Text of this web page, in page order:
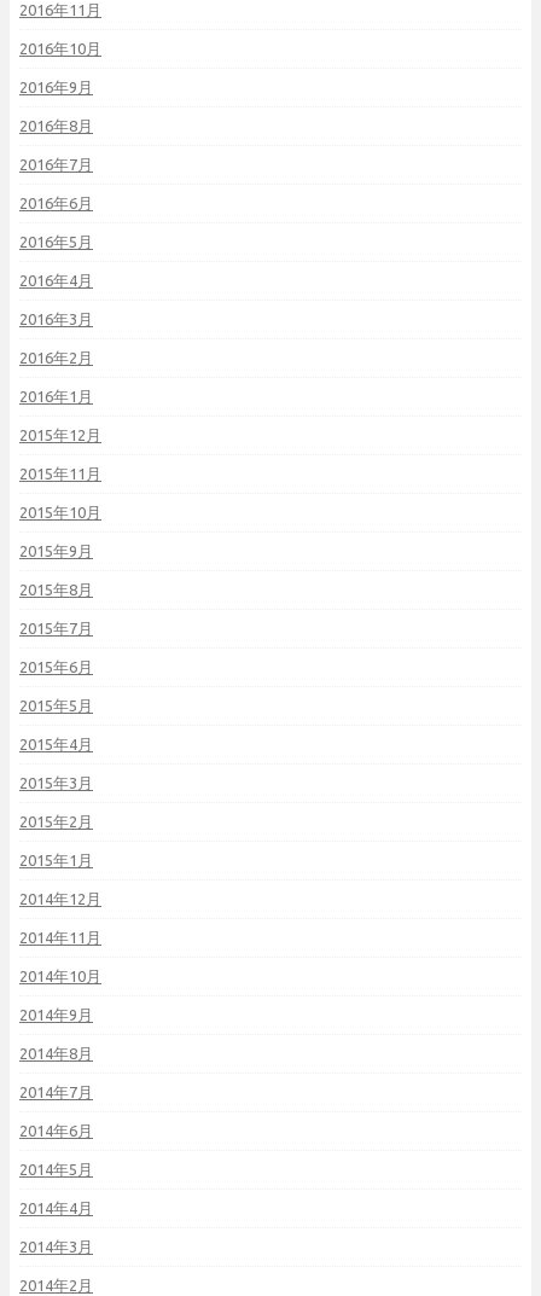
2016年11月
2016年10月
2016年9月
2016年8月
2016年7月
2016年6月
2016年5月
2016年4月
2016年3月
2016年2月
2016年1月
2015年12月
2015年11月
2015年10月
2015年9月
2015年8月
2015年7月
2015年6月
2015年5月
2015年4月
2015年3月
2015年2月
2015年1月
2014年12月
2014年11月
2014年10月
2014年9月
2014年8月
2014年7月
2014年6月
2014年5月
2014年4月
2014年3月
2014年2月